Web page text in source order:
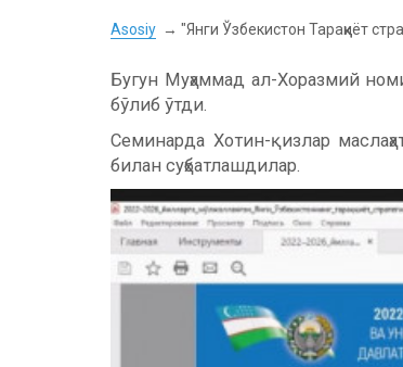
Asosiy "Янги Ўзбекистон Тараққиёт
Бугун Муҳаммад ал-Хоразмий
бўлиб ўтди.
Семинарда Хотин-қизлар
билан суҳбатлашдилар.